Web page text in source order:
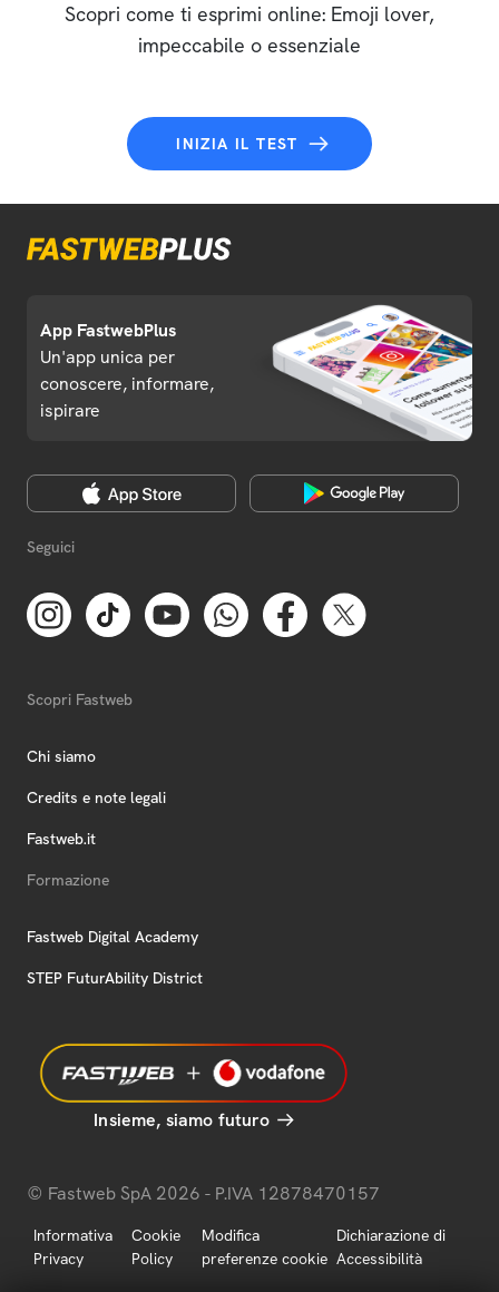
Scopri come ti esprimi online: Emoji lover,
impeccabile o essenziale
INIZIA IL TEST
App FastwebPlus
Un'app unica per
conoscere, informare,
ispirare
Seguici
Scopri Fastweb
Chi siamo
Credits e note legali
Fastweb.it
Formazione
Fastweb Digital Academy
STEP FuturAbility District
Insieme, siamo futuro
© Fastweb SpA 2026 - P.IVA 12878470157
Informativa
Privacy
Cookie
Policy
Modifica
preferenze cookie
Dichiarazione di
Accessibilità